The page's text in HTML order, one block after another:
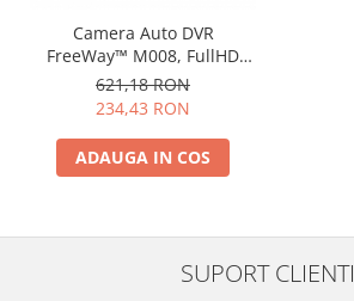
Camera Auto DVR
FreeWay™ M008, FullHD
2MP 30fps, G-senzor,
Lentile Sony, 2 inch LCD,
Super Night Vision, Unghi
De Filmare 170 Grade,
Suport prindere, Detectare
621,18 RON
234,43 RON
ADAUGA IN COS
SUPORT CLIENTI